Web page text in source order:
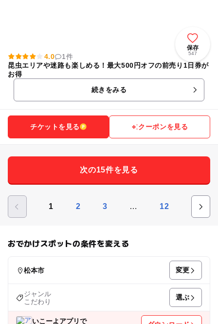
保存
547
4.0
1件
昆虫エリアや迷路も楽しめる！最大500円オフの前売り1日券が
お得
続きをみる
チケットを見る クーポンを見る
次の15件を見る
1 2 3 … 12
おでかけスポットの条件を変える
松本市 変更
ジャンル
こだわり
選ぶ
いこーよアプリで